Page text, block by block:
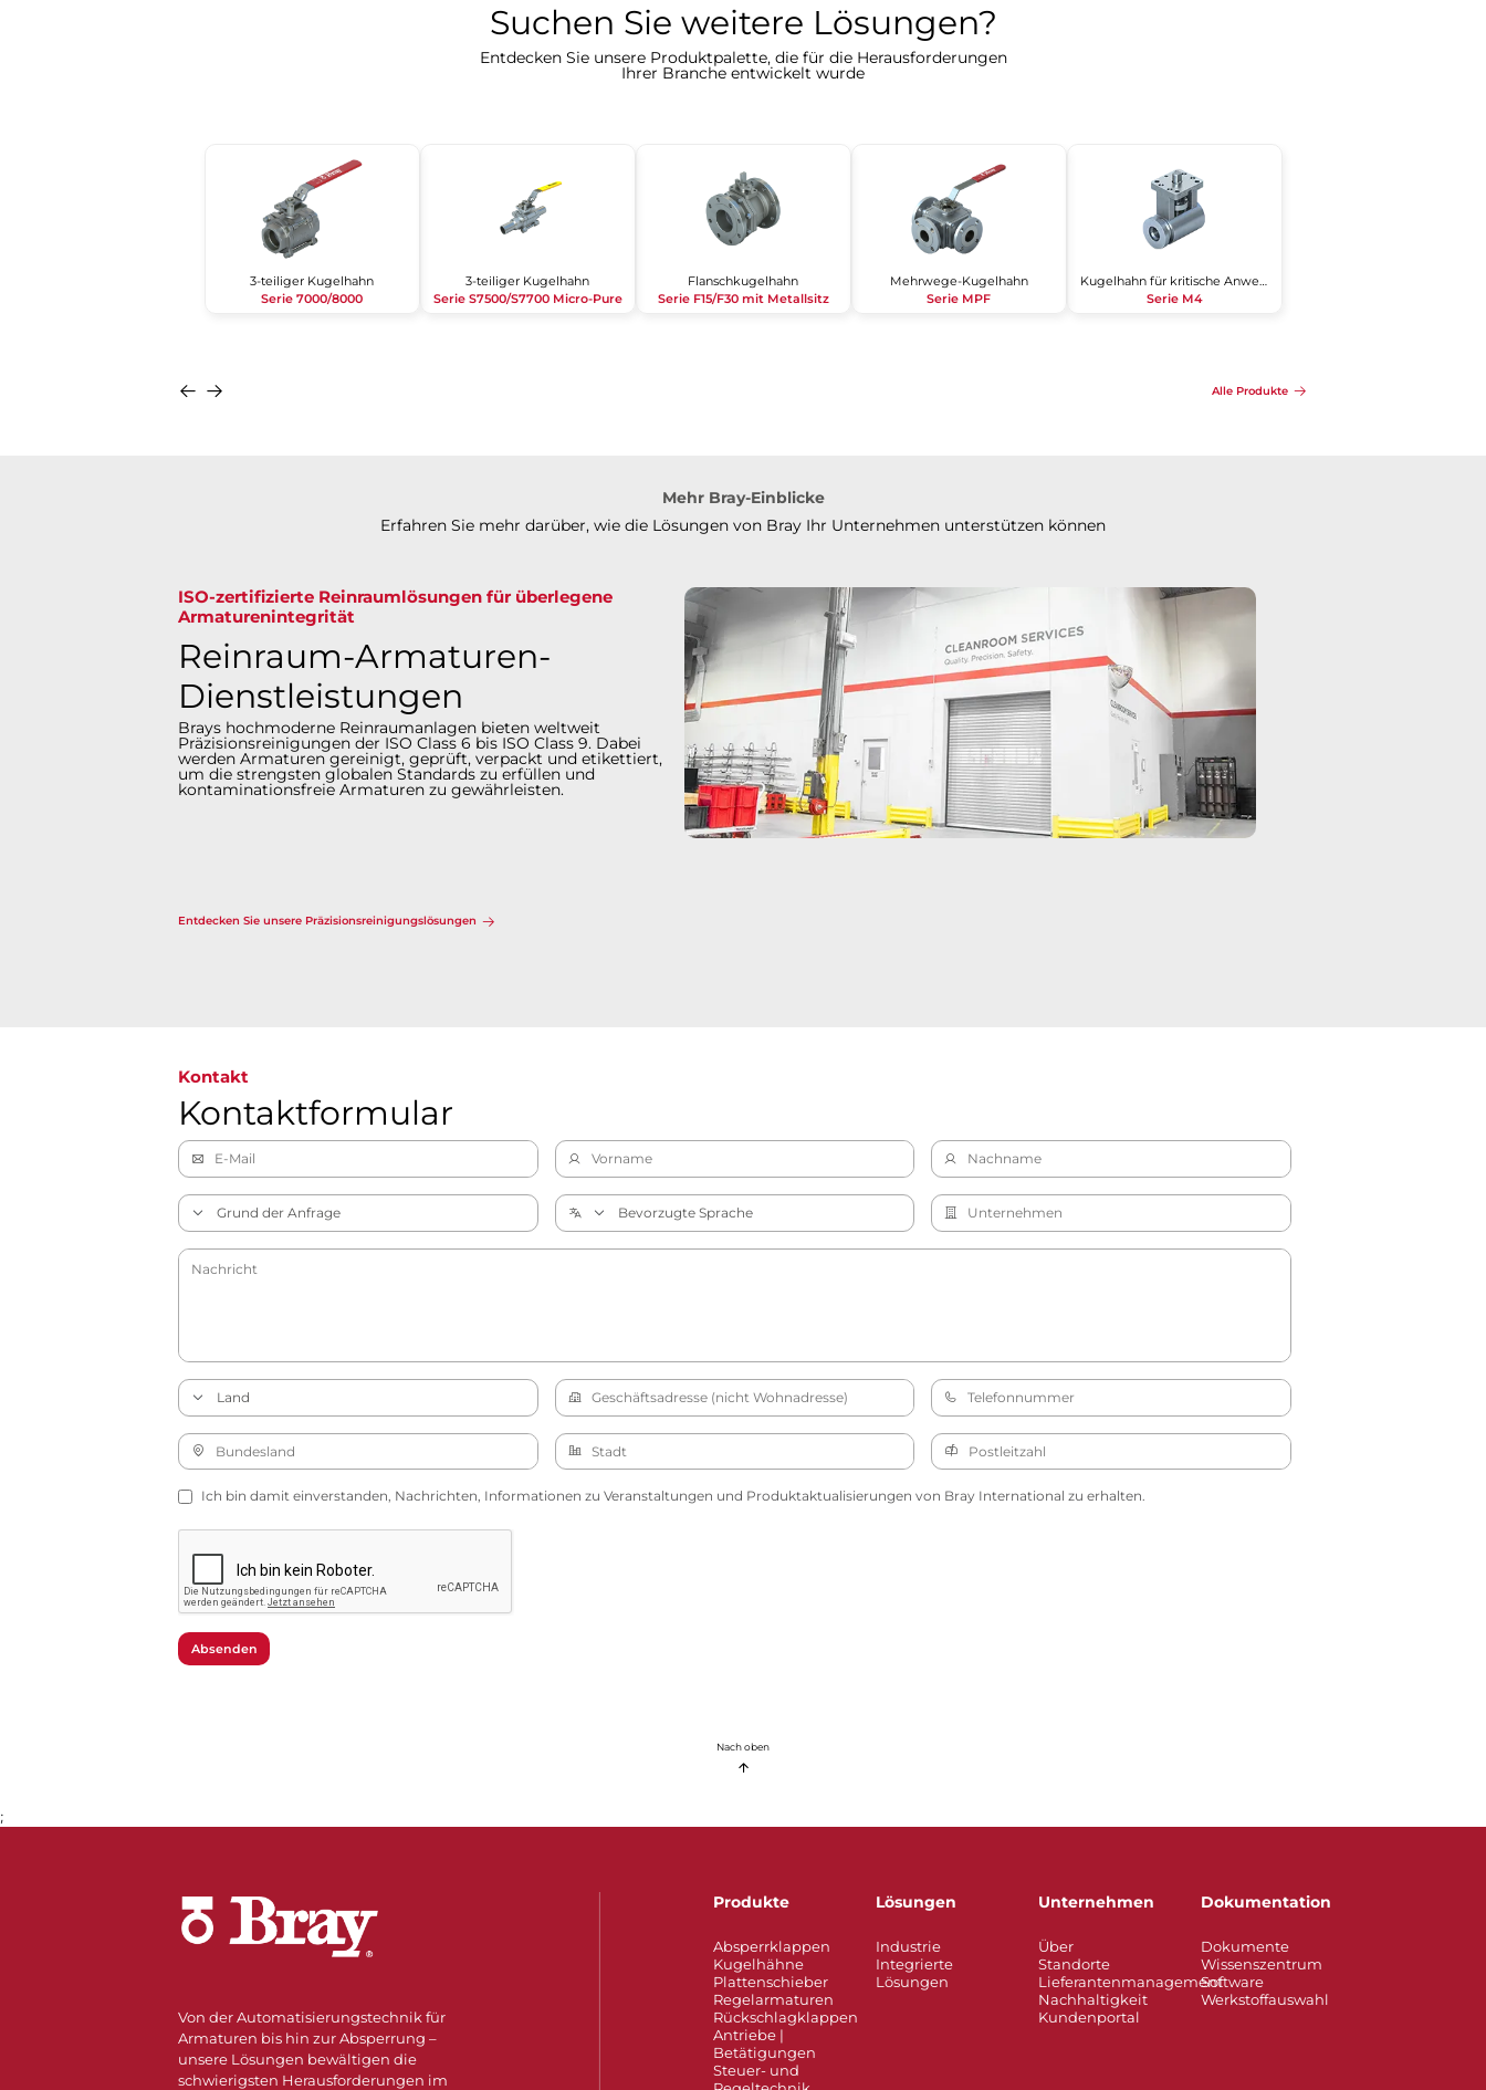
Suchen Sie weitere Lösungen?​​​​​​​
Entdecken Sie unsere Produktpalette, die für die Herausforderungen
Ihrer Branche entwickelt wurde​​​​​​​
3-teiliger Kugelhahn
Serie 7000/8000
3-teiliger Kugelhahn
Serie S7500/S7700 Micro-Pure
Flanschkugelhahn
Serie F15/F30 mit Metallsitz
Mehrwege-Kugelhahn
Serie MPF
Kugelhahn für kritische Anwendungen
Serie M4
Alle Produkte
Mehr Bray-Einblicke
Erfahren Sie mehr darüber, wie die Lösungen von Bray Ihr Unternehmen unterstützen können
ISO-zertifizierte Reinraumlösungen für überlegene
Armaturenintegrität​​​​​​​
Reinraum-Armaturen-
Dienstleistungen
Brays hochmoderne Reinraumanlagen bieten weltweit
Präzisionsreinigungen der ISO Class 6 bis ISO Class 9. Dabei
werden Armaturen gereinigt, geprüft, verpackt und etikettiert,
um die strengsten globalen Standards zu erfüllen und
kontaminationsfreie Armaturen zu gewährleisten.​​​​​​​
Entdecken Sie unsere Präzisionsreinigungslösungen​​​​​​​
Kontakt
Kontaktformular
Ich bin damit einverstanden, Nachrichten, Informationen zu Veranstaltungen und Produktaktualisierungen von Bray International zu erhalten.
Absenden
Nach oben
;
Von der Automatisierungstechnik für
Armaturen bis hin zur Absperrung –
unsere Lösungen bewältigen die
schwierigsten Herausforderungen im
Produkte
Absperrklappen
Kugelhähne
Plattenschieber
Regelarmaturen
Rückschlagklappen
Antriebe |
Betätigungen
Steuer- und
Lösungen
Industrie
Integrierte
Lösungen
Unternehmen
Über
Standorte
Lieferantenmanagement
Nachhaltigkeit
Kundenportal
Dokumentation
Dokumente
Wissenszentrum
Software
Werkstoffauswahl